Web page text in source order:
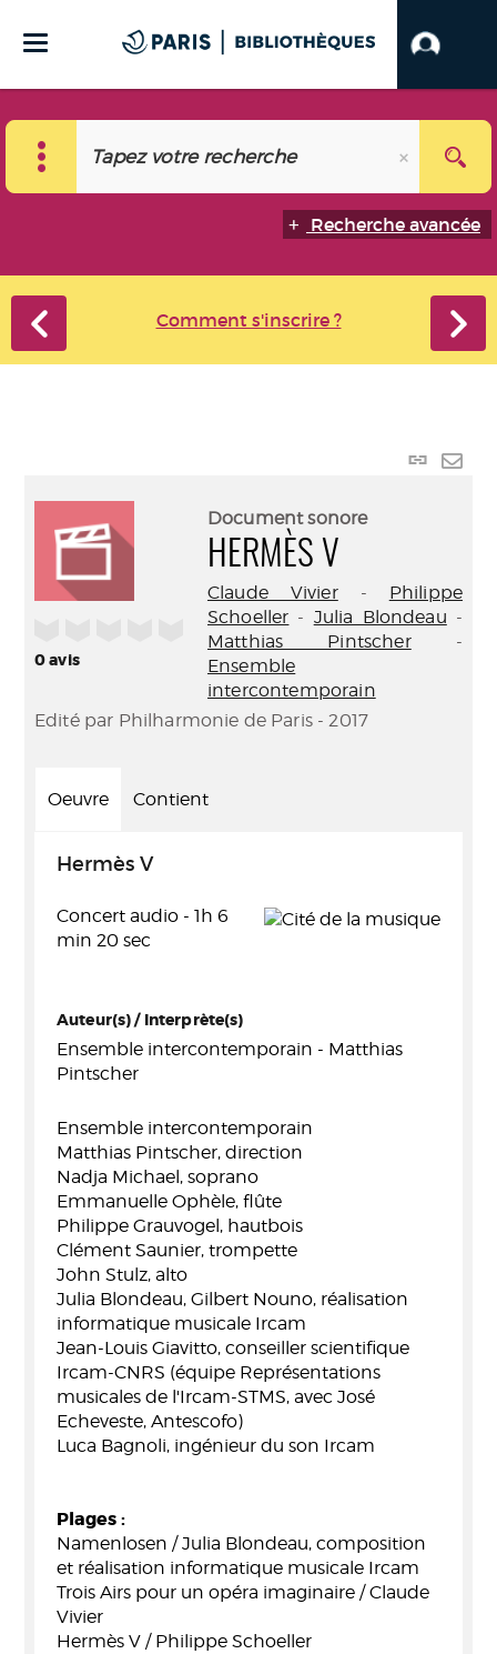
Recherche avancée
Comment s'inscrire ?
Lien
0avis
Document sonore
HERMÈS V
Claude Vivier- Philippe
Schoeller - Julia Blondeau -
Matthias Pintscher-
Ensemble
intercontemporain
Edité par Philharmonie de Paris - 2017
Oeuvre Contient
Hermès V
Concert audio - 1h 6
min 20 sec
Auteur(s) / Interprète(s)
Ensemble intercontemporain - Matthias
Pintscher
Ensemble intercontemporain
Matthias Pintscher, direction
Nadja Michael, soprano
Emmanuelle Ophèle, flûte
Philippe Grauvogel, hautbois
Clément Saunier, trompette
John Stulz, alto
Julia Blondeau, Gilbert Nouno, réalisation
informatique musicale Ircam
Jean-Louis Giavitto, conseiller scientifique
Ircam-CNRS (équipe Représentations
musicales de l'Ircam-STMS, avec José
Echeveste, Antescofo)
Luca Bagnoli, ingénieur du son Ircam
Plages :
Namenlosen / Julia Blondeau, composition
et réalisation informatique musicale Ircam
Trois Airs pour un opéra imaginaire / Claude
Vivier
Hermès V / Philippe Schoeller